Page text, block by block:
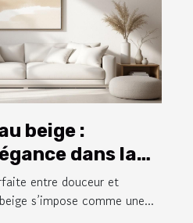
beige :
dans la
entre douceur et
s’impose comme une...